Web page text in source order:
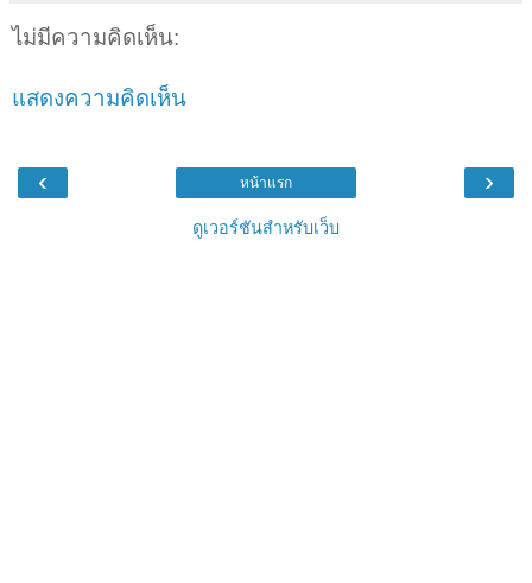
ไม่มีความคิดเห็น:
แสดงความคิดเห็น
‹ ›
หน้าแรก
ดูเวอร์ชันสำหรับเว็บ